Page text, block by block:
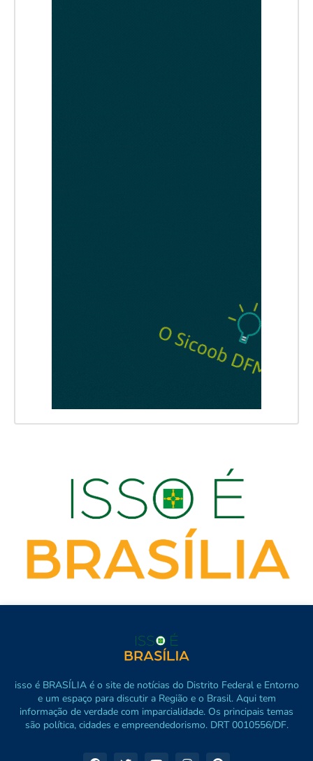
isso é BRASÍLIA é o site de notícias do Distrito Federal e Entorno
e um espaço para discutir a Região e o Brasil. Aqui tem
informação de verdade com imparcialidade. Os principais temas
são política, cidades e empreendedorismo. DRT 0010556/DF.